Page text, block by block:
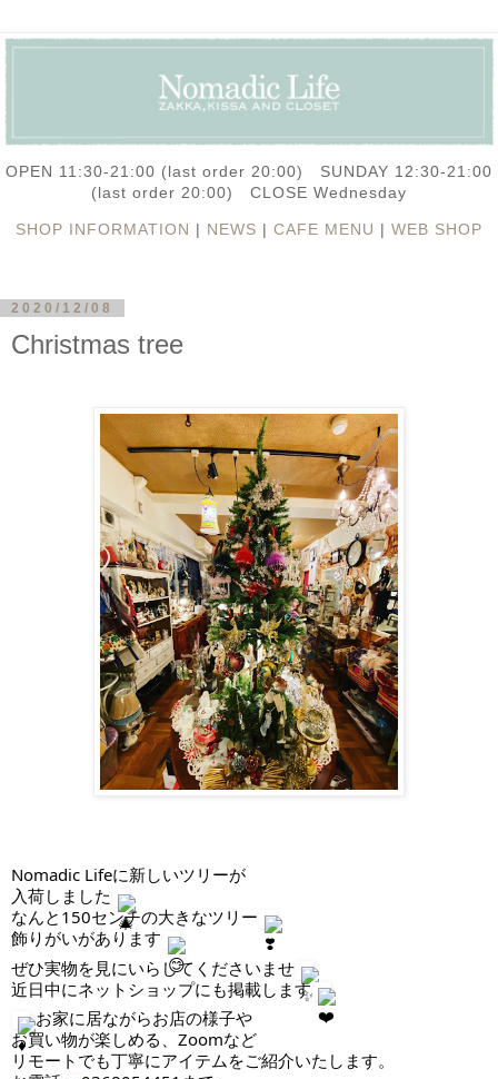
OPEN 11:30-21:00 (last order 20:00) SUNDAY 12:30-21:00
(last order 20:00) CLOSE Wednesday
SHOP INFORMATION | NEWS | CAFE MENU | WEB SHOP
2020/12/08
Christmas tree
Nomadic Lifeに新しいツリーが
入荷しました
なんと150センチの大きなツリー
飾りがいがあります
ぜひ実物を見にいらしてくださいませ
近日中にネットショップにも掲載します
お家に居ながらお店の様子や
お買い物が楽しめる、Zoomなど
リモートでも丁寧にアイテムをご紹介いたします。